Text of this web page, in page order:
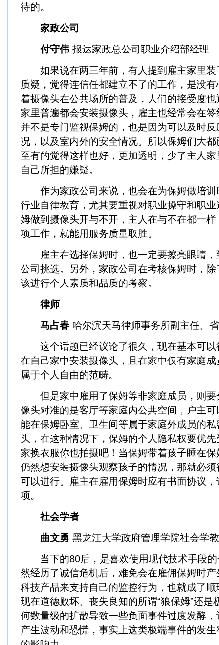
待的。
家政公司
付守伟 报达家政总公司职业介绍部经理
如果说在两三年前，有人提到雇主家里装
质疑，觉得连信任都建立不了的工作，是没
着摄像头在公共场所的普及，人们的接受度
家里普遍都会安装摄像头，雇主也经常会在
并不是专门监视保姆的，也是因为可以及时
况，以及室内外的安全情况。所以保姆们大
至有的觉得这样也好，更加透明，少了主人
自己所担的嫌疑。
作为家政公司来说，也会在为保姆做培训
行业自律教育，尤其要重视对职业操守和职
姆做到摄像头开与不开，主人在与不在都一
项工作，就能用服务质量取胜。
雇主在选择保姆时，也一定要擦亮眼睛，
公司挑选。另外，家政公司在考核保姆时，
该进行个人素质和品质的考察。
律师
马占春哈尔滨天马律师事务所副主任、
这个话题已经议论了很久，现在基本可以
在自己家中安装摄像头，且在家中仅有家庭
属于个人自由的范畴。
但是家中雇用了保姆等非家庭成员，则要
像头对准的是客厅等家庭内公共空间，户主
能在保姆卧室、卫生间等属于家庭外成员的
头，在这种情况下，保姆的个人隐私权要优
家换衣服你也拍摄吧！当保姆带着孩子睡在
仍然想安装摄像头观察孩子的情况，那就必
可以进行。雇主在雇用保姆时应有书面协议
项。
社会学者
曲文勇 黑龙江大学政府管理学院社会学
当下的80后，是喜欢使用现代技术手段的
然经历了诚信危机后，难免会在雇佣保姆时
科技产品来支持自己的监控行为，也就成了
现在道德败坏、丧失良知的所谓“狼保姆”还是
何数量级的扩散导致一些负面事件过度发酵
产生波动和恐慌，事实上这类极端事件的发